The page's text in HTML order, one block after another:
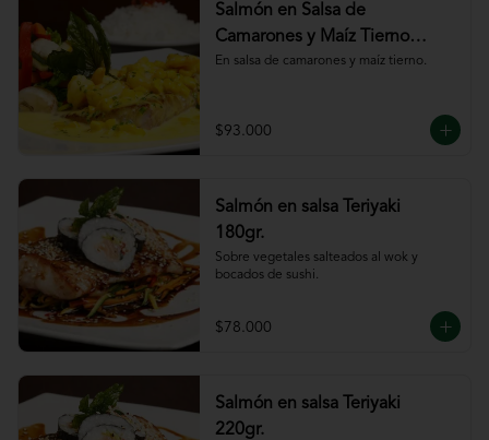
Salmón en Salsa de
Camarones y Maíz Tierno
220gr
En salsa de camarones y maíz tierno.
$93.000
Salmón en salsa Teriyaki
180gr.
Sobre vegetales salteados al wok y
bocados de sushi.
$78.000
Salmón en salsa Teriyaki
220gr.